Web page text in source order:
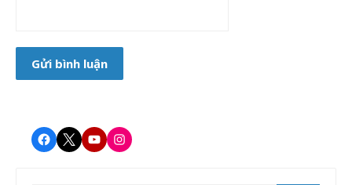
Facebook
TwitterYoutubeInstagram